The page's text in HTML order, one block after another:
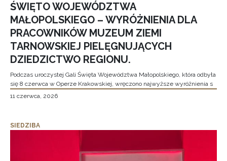
ŚWIĘTO WOJEWÓDZTWA
MAŁOPOLSKIEGO – WYRÓŻNIENIA DLA
PRACOWNIKÓW MUZEUM ZIEMI
TARNOWSKIEJ PIELĘGNUJĄCYCH
DZIEDZICTWO REGIONU.
Podczas uroczystej Gali Święta Województwa Małopolskiego, która odbyła
się 8 czerwca w Operze Krakowskiej, wręczono najwyższe wyróżnienia s
11 czerwca, 2026
SIEDZIBA